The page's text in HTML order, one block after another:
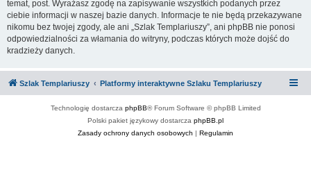
temat, post. Wyrażasz zgodę na zapisywanie wszystkich podanych przez
ciebie informacji w naszej bazie danych. Informacje te nie będą przekazywane
nikomu bez twojej zgody, ale ani „Szlak Templariuszy”, ani phpBB nie ponosi
odpowiedzialności za włamania do witryny, podczas których może dojść do
kradzieży danych.
Szlak Templariuszy Platformy interaktywne Szlaku Templariuszy
Technologię dostarcza phpBB® Forum Software © phpBB Limited
Polski pakiet językowy dostarcza phpBB.pl
Zasady ochrony danych osobowych | Regulamin